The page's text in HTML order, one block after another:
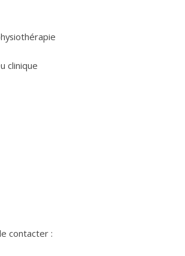
clinique
contacter :